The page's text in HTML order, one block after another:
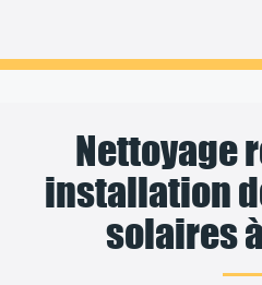
Nettoyage
installation
solaires